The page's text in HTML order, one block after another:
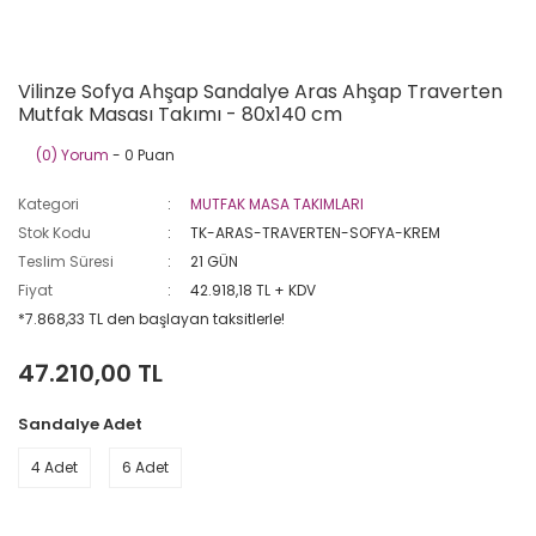
Vilinze Sofya Ahşap Sandalye Aras Ahşap Traverten
Mutfak Masası Takımı - 80x140 cm
(0) Yorum - 0 Puan
Kategori
MUTFAK MASA TAKIMLARI
Stok Kodu
TK-ARAS-TRAVERTEN-SOFYA-KREM
Teslim Süresi
21 GÜN
Fiyat
42.918,18 TL + KDV
*7.868,33 TL den başlayan taksitlerle!
47.210,00 TL
Sandalye Adet
4 Adet 6 Adet